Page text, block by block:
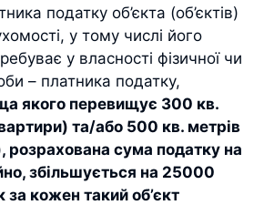
податку об’єкта (об’єктів)
у тому числі його
у власності фізичної чи
– платника податку,
якого перевищує 300 кв.
та/або 500 кв. метрів
розрахована сума податку на
збільшується на 25000
за кожен такий об’єкт